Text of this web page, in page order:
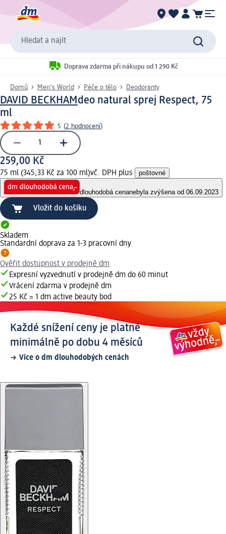
Hledat a najít
Doprava zdarma při nákupu od 1 290 Kč
Domů Men's World Péče o tělo Deodoranty
DAVID BECKHAMdeo natural sprej Respect, 75
ml
5 (2 hodnocení)
259,00 Kč
75 ml (345,33 Kč za 100 ml)vč. DPH plus poštovné
dlouhodobá cenanebyla zvýšena od 06.09.2023
Vložit do košíku
Skladem
Standardní doprava za 1-3 pracovní dny
Ověřit dostupnost v prodejně dm
Expresní vyzvednutí v prodejně dm do 60 minut
Vrácení zdarma v prodejně dm
25 Kč = 1 dm active beauty bod
Každé snížení ceny je platné
minimálně po dobu 4 měsíců
Více o dm dlouhodobých cenách